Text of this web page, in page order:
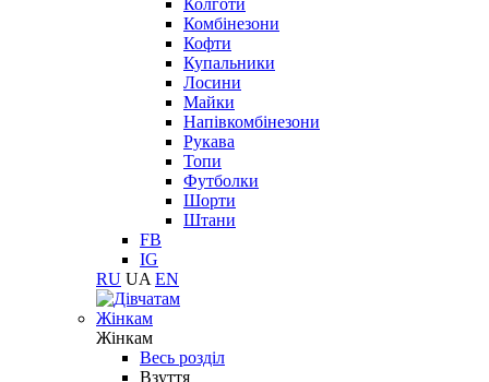
Колготи
Комбінезони
Кофти
Купальники
Лосини
Майки
Напівкомбінезони
Рукава
Топи
Футболки
Шорти
Штани
FB
IG
RU UA EN
Жінкам
Жінкам
Весь розділ
Взуття